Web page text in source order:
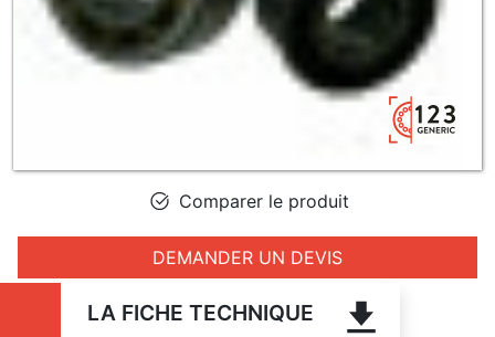
Comparer le produit
DEMANDER UN DEVIS
LA FICHE TECHNIQUE